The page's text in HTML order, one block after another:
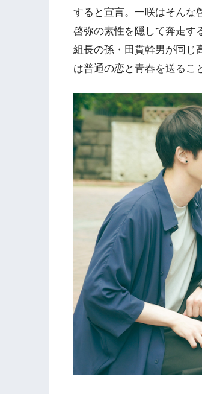
すると宣言。一咲はそんな
啓弥の素性を隠して奔走す
組長の孫・田貫幹男が同じ
は普通の恋と青春を送るこ